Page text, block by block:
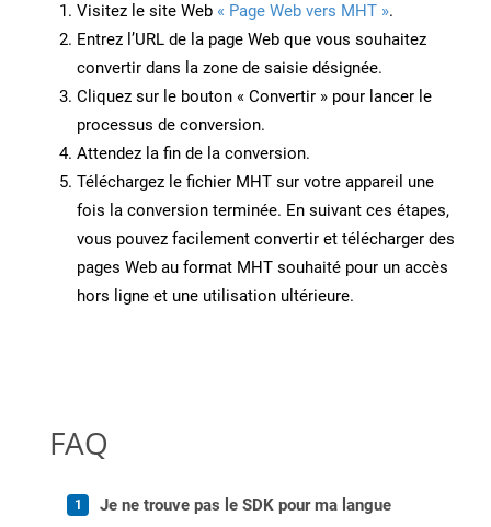
Visitez le site Web « Page Web vers MHT ».
Entrez l’URL de la page Web que vous souhaitez
convertir dans la zone de saisie désignée.
Cliquez sur le bouton « Convertir » pour lancer le
processus de conversion.
Attendez la fin de la conversion.
Téléchargez le fichier MHT sur votre appareil une
fois la conversion terminée. En suivant ces étapes,
vous pouvez facilement convertir et télécharger des
pages Web au format MHT souhaité pour un accès
hors ligne et une utilisation ultérieure.
FAQ
Je ne trouve pas le SDK pour ma langue